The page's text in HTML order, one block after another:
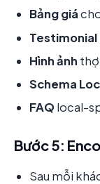
Bảng giá
Testimonial
Hình ảnh
Schema
FAQ local-
Bước 5:
Sau mỗi